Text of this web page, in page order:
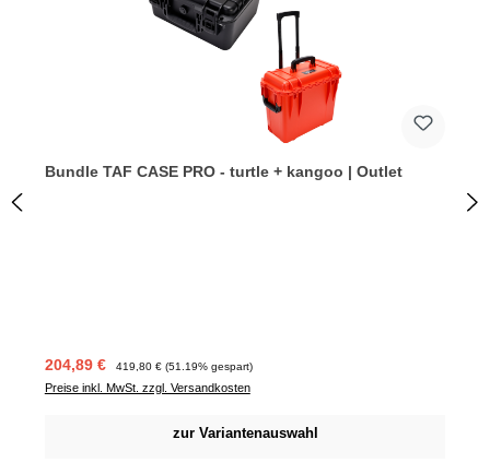
Bundle TAF CASE PRO - turtle + kangoo | Outlet
Verkaufspreis:
204,89 € Regulärer Preis:
419,80 € (51.19% gespart)
Preise inkl. MwSt. zzgl. Versandkosten
zur Variantenauswahl